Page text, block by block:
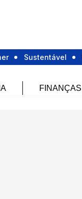
Sustentável
FINANÇAS